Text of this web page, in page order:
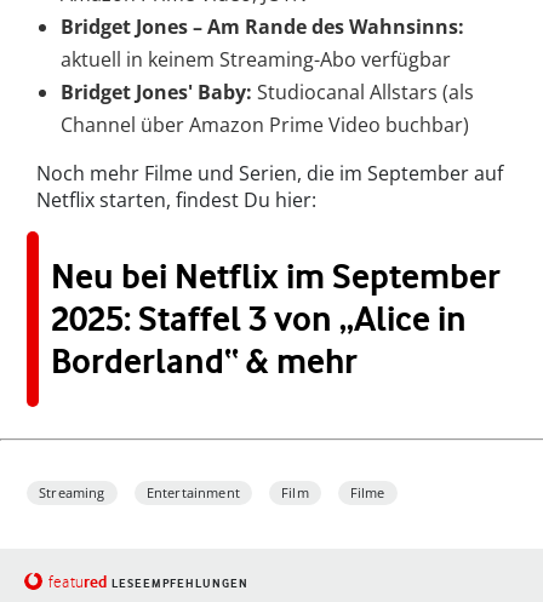
Bridget Jones – Am Rande des Wahnsinns:
aktuell in keinem Streaming-Abo verfügbar
Bridget Jones' Baby: Studiocanal Allstars (als
Channel über Amazon Prime Video buchbar)
Noch mehr Filme und Serien, die im September auf
Netflix starten, findest Du hier:
Neu bei Netflix im September
2025: Staffel 3 von „Alice in
Borderland“ & mehr
Streaming Entertainment Film Filme
featured LESEEMPFEHLUNGEN